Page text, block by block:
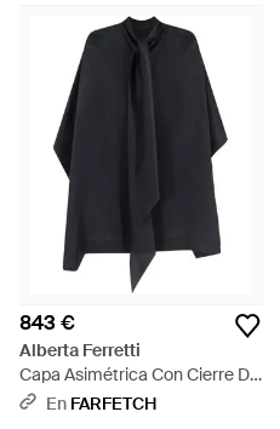
843 €
Alberta Ferretti
Capa Asimétrica Con Cierre De
Lazo - Azul
En FARFETCH